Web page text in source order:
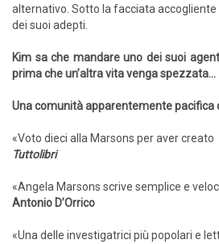
alternativo. Sotto la facciata
dei suoi adepti.
Kim sa che mandare uno dei suoi
prima che un’altra vita venga spezzata...
Una comunità apparentemente
«Voto dieci alla Marsons per aver
Tuttolibri
«Angela Marsons scrive semplice e
Antonio D’Orrico
«Una delle investigatrici più popolari e